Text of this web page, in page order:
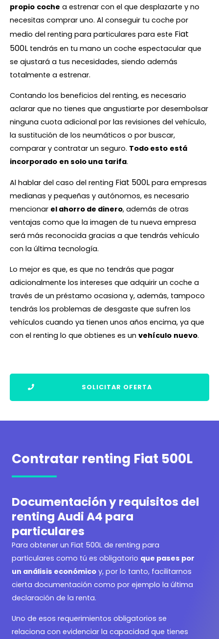
propio coche a estrenar con el que desplazarte y no
necesitas comprar uno. Al conseguir tu coche por
medio del renting para particulares para este Fiat
500L tendrás en tu mano un coche espectacular que
se ajustará a tus necesidades, siendo además
totalmente a estrenar.
Contando los beneficios del renting, es necesario
aclarar que no tienes que angustiarte por desembolsar
ninguna cuota adicional por las revisiones del vehículo,
la sustitución de los neumáticos o por buscar,
comparar y contratar un seguro. Todo esto está
incorporado en solo una tarifa.
Al hablar del caso del renting Fiat 500L para empresas
medianas y pequeñas y autónomos, es necesario
mencionar el ahorro de dinero, además de otras
ventajas como que la imagen de tu nueva empresa
será más reconocida gracias a que tendrás vehículo
con la última tecnología.
Lo mejor es que, es que no tendrás que pagar
adicionalmente los intereses que adquirir un coche a
través de un préstamo ocasiona y, además, tampoco
tendrás los problemas de desgaste que sufren los
vehículos cuando ya tienen unos años encima, ya que
con el renting lo que obtienes es un vehículo nuevo.
SOLICITAR OFERTA
Contratar renting Fiat 500L
Documentación y requisitos del
renting Audi A4 para
particulares
Para obtener un Fiat 500L de renting para
particulares como tú es obligatorio que pases por
un análisis económico y, por lo tanto, facilitarnos
cierta documentación como por ejemplo la última
declaración de la renta.
Uno de esos requerimientos obligatorios se
relaciona con evidenciar la capacidad que tienes